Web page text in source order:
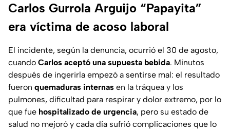
Carlos Gurrola Arguijo “Papayita”
era víctima de acoso laboral
El incidente, según la denuncia, ocurrió el 30 de agosto,
cuando Carlos aceptó una supuesta bebida. Minutos
después de ingerirla empezó a sentirse mal: el resultado
fueron quemaduras internas en la tráquea y los
pulmones, dificultad para respirar y dolor extremo, por lo
que fue hospitalizado de urgencia, pero su estado de
salud no mejoró y cada día sufrió complicaciones que lo